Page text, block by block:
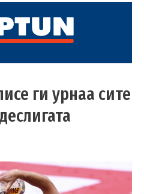
ги урнаа сите